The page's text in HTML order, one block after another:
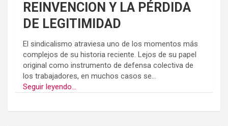
REINVENCION Y LA PÉRDIDA
DE LEGITIMIDAD
El sindicalismo atraviesa uno de los momentos más
complejos de su historia reciente. Lejos de su papel
original como instrumento de defensa colectiva de
los trabajadores, en muchos casos se...
Seguir leyendo...